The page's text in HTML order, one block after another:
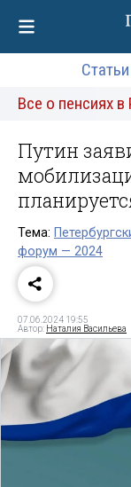
Статьи
Все о пенсиях в
Путин
Тема:
форум — 2024
07.06.2024 19:55
Автор: Наталия Васильева